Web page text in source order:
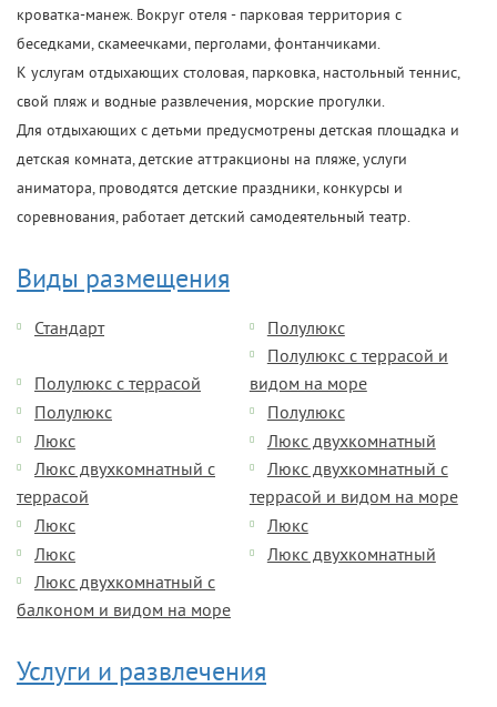
кроватка-манеж. Вокруг отеля - парковая территория с
беседками, скамеечками, перголами, фонтанчиками.
К услугам отдыхающих столовая, парковка, настольный теннис,
свой пляж и водные развлечения, морские прогулки.
Для отдыхающих с детьми предусмотрены детская площадка и
детская комната, детские аттракционы на пляже, услуги
аниматора, проводятся детские праздники, конкурсы и
соревнования, работает детский самодеятельный театр.
Виды размещения
Стандарт Полулюкс
Полулюкс с террасой
Полулюкс с террасой и
видом на море
Полулюкс
Полулюкс
Люкс
Люкс двухкомнатный
Люкс двухкомнатный с
террасой
Люкс двухкомнатный с
террасой и видом на море
Люкс
Люкс
Люкс
Люкс двухкомнатный
Люкс двухкомнатный с
балконом и видом на море
Услуги и развлечения